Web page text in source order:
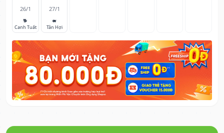
26/1
🐕
Canh Tuất
27/1
🐖
Tân Hợi